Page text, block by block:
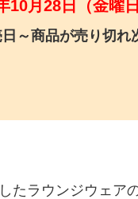
10月28日（金曜
～商品が売り切れ
たラウンジウェア